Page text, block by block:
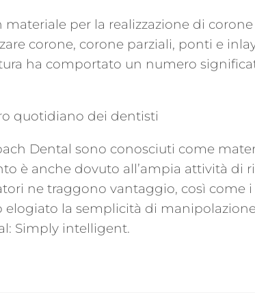
materiale per la realizzazione di
corone, corone parziali, ponti e
ha comportato un numero
quotidiano dei dentisti
Dental sono conosciuti come
è anche dovuto all’ampia attività di
ne traggono vantaggio, così
elogiato la semplicità di
Simply intelligent.